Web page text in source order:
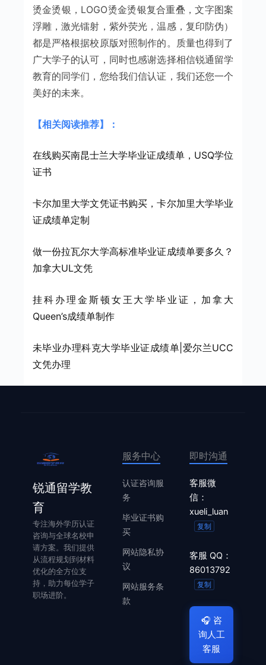
烫金烫银，LOGO烫金烫银复合重叠，文字图案
浮雕，激光镭射，紫外荧光，温感，复印防伪）
都是严格根据校原版对照制作的。质量也得到了
广大学子的认可，同时也感谢选择相信锐通留学
教育的同学们，您给我们信认证，我们还您一个
美好的未来。
【相关阅读推荐】：
在线购买南昆士兰大学毕业证成绩单，USQ学位
证书
卡尔加里大学文凭证书购买，卡尔加里大学毕业
证成绩单定制
做一份拉瓦尔大学高标准毕业证成绩单要多久？
加拿大UL文凭
挂科办理金斯顿女王大学毕业证，加拿大
Queen’s成绩单制作
未毕业办理科克大学毕业证成绩单|爱尔兰UCC
文凭办理
锐通留学教
育
专注海外学历认证
咨询与全球名校申
请方案。我们提供
从流程规划到材料
优化的全方位支
持，助力每位学子
职场进阶。
服务中心
认证咨询服
务
毕业证书购
买
网站隐私协
议
网站服务条
款
即时沟通
客服微
信：
xueli_luan
复制
客服 QQ：
86013792
复制
🎧 咨
询人工
客服